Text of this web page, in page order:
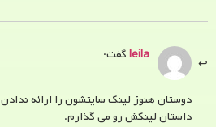
leilaگفت:
دوستان هنوز لینک سایتشون را ارائه
داستان لینکش رو می گذارم.